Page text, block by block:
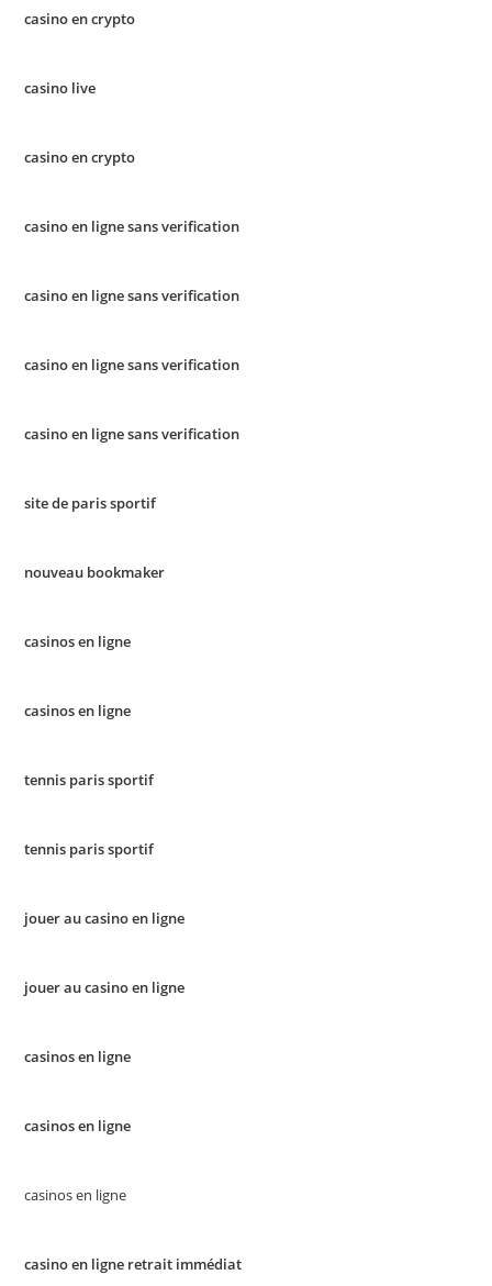
casino en crypto
casino live
casino en crypto
casino en ligne sans verification
casino en ligne sans verification
casino en ligne sans verification
casino en ligne sans verification
site de paris sportif
nouveau bookmaker
casinos en ligne
casinos en ligne
tennis paris sportif
tennis paris sportif
jouer au casino en ligne
jouer au casino en ligne
casinos en ligne
casinos en ligne
casinos en ligne
casino en ligne retrait immédiat